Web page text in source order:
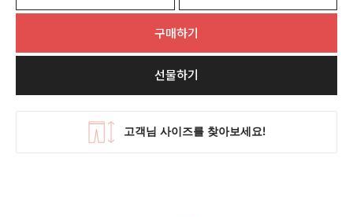
구매하기
선물하기